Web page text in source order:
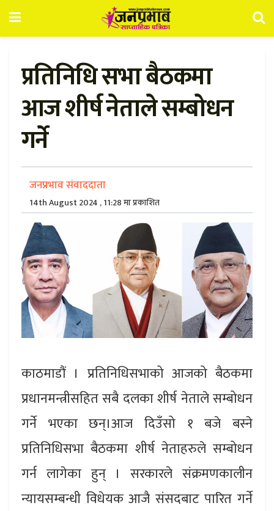
प्रतिनिधि सभा बैठकमा
आज शीर्ष नेताले सम्बोधन
गर्ने
जनप्रभाव संवाददाता
14th August 2024 , 11:28 मा प्रकाशित
काठमाडौं । प्रतिनिधिसभाको आजको बैठकमा
प्रधानमन्त्रीसहित सबै दलका शीर्ष नेताले सम्बोधन
गर्ने भएका छन्।आज दिउँसो १ बजे बस्ने
प्रतिनिधिसभा बैठकमा शीर्ष नेताहरुले सम्बोधन
गर्न लागेका हुन् । सरकारले संक्रमणकालीन
न्यायसम्बन्धी विधेयक आजै संसदबाट पारित गर्ने